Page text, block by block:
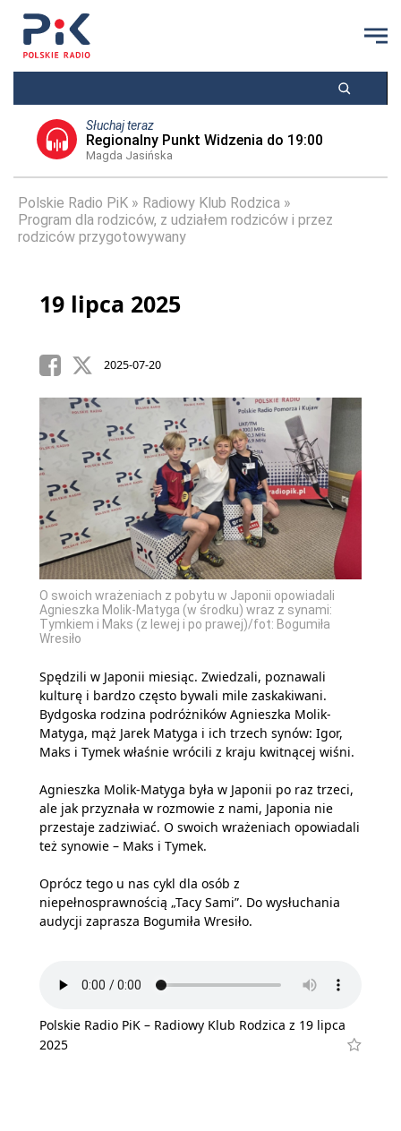
Słuchaj teraz
Regionalny Punkt Widzenia do 19:00
Magda Jasińska
Polskie Radio PiK
Radiowy Klub Rodzica
Program dla rodziców, z udziałem rodziców i przez
rodziców przygotowywany
19 lipca 2025
2025-07-20
O swoich wrażeniach z pobytu w Japonii opowiadali
Agnieszka Molik-Matyga (w środku) wraz z synami:
Tymkiem i Maks (z lewej i po prawej)/fot: Bogumiła
Wresiło
Spędzili w Japonii miesiąc. Zwiedzali, poznawali
kulturę i bardzo często bywali mile zaskakiwani.
Bydgoska rodzina podróżników Agnieszka Molik-
Matyga, mąż Jarek Matyga i ich trzech synów: Igor,
Maks i Tymek właśnie wrócili z kraju kwitnącej wiśni.
Agnieszka Molik-Matyga była w Japonii po raz trzeci,
ale jak przyznała w rozmowie z nami, Japonia nie
przestaje zadziwiać. O swoich wrażeniach opowiadali
też synowie – Maks i Tymek.
Oprócz tego u nas cykl dla osób z
niepełnosprawnością „Tacy Sami”. Do wysłuchania
audycji zaprasza Bogumiła Wresiło.
Polskie Radio PiK – Radiowy Klub Rodzica z 19 lipca
2025